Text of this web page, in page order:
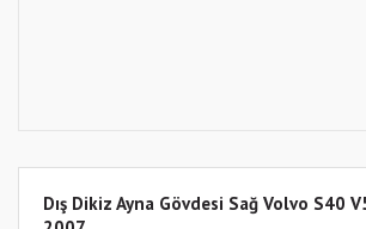
Dış Dikiz Ayna Gövdesi Sağ Volvo S40